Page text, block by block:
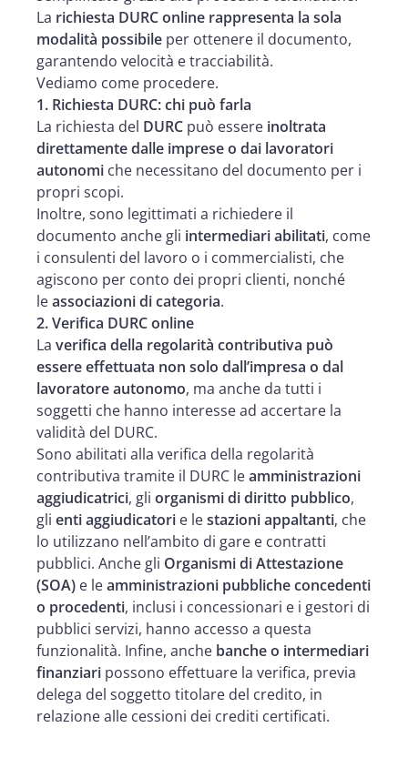
La richiesta DURC online rappresenta la sola
modalità possibile per ottenere il documento,
garantendo velocità e tracciabilità.
Vediamo come procedere.
1. Richiesta DURC: chi può farla
La richiesta del DURC può essere inoltrata
direttamente dalle imprese o dai lavoratori
autonomi che necessitano del documento per i
propri scopi.
Inoltre, sono legittimati a richiedere il
documento anche gli intermediari abilitati, come
i consulenti del lavoro o i commercialisti, che
agiscono per conto dei propri clienti, nonché
leassociazioni di categoria.
2. Verifica DURC online
La verifica della regolarità contributiva può
essere effettuata non solo dall’impresa o dal
lavoratore autonomo, ma anche da tutti i
soggetti che hanno interesse ad accertare la
validità del DURC.
Sono abilitati alla verifica della regolarità
contributiva tramite il DURC leamministrazioni
aggiudicatrici, gli organismi di diritto pubblico,
gli enti aggiudicatori e lestazioni appaltanti, che
lo utilizzano nell’ambito di gare e contratti
pubblici. Anche gli Organismi di Attestazione
(SOA) e leamministrazioni pubbliche concedenti
o procedenti, inclusi i concessionari e i gestori di
pubblici servizi, hanno accesso a questa
funzionalità. Infine, anche banche o intermediari
finanziari possono effettuare la verifica, previa
delega del soggetto titolare del credito, in
relazione alle cessioni dei crediti certificati.